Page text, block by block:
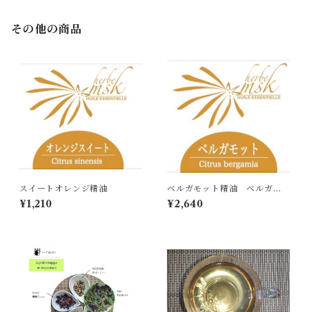
その他の商品
スイートオレンジ精油
¥1,210
ベルガモット精油 ベルガプ
テンフリー
¥2,640